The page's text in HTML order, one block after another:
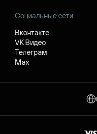
Социальные сети
Вконтакте
VK Видео
Телеграм
Max